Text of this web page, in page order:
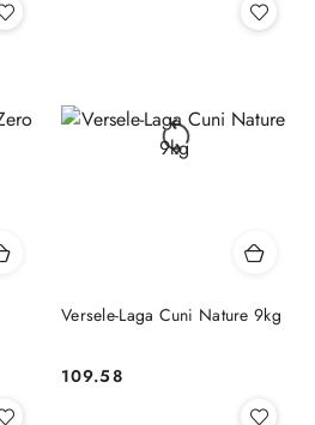
Versele-Laga Cuni Nature 9kg
Cena:
109.58